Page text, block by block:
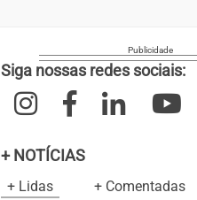
Siga nossas redes sociais:
+ NOTÍCIAS
+ Lidas + Comentadas